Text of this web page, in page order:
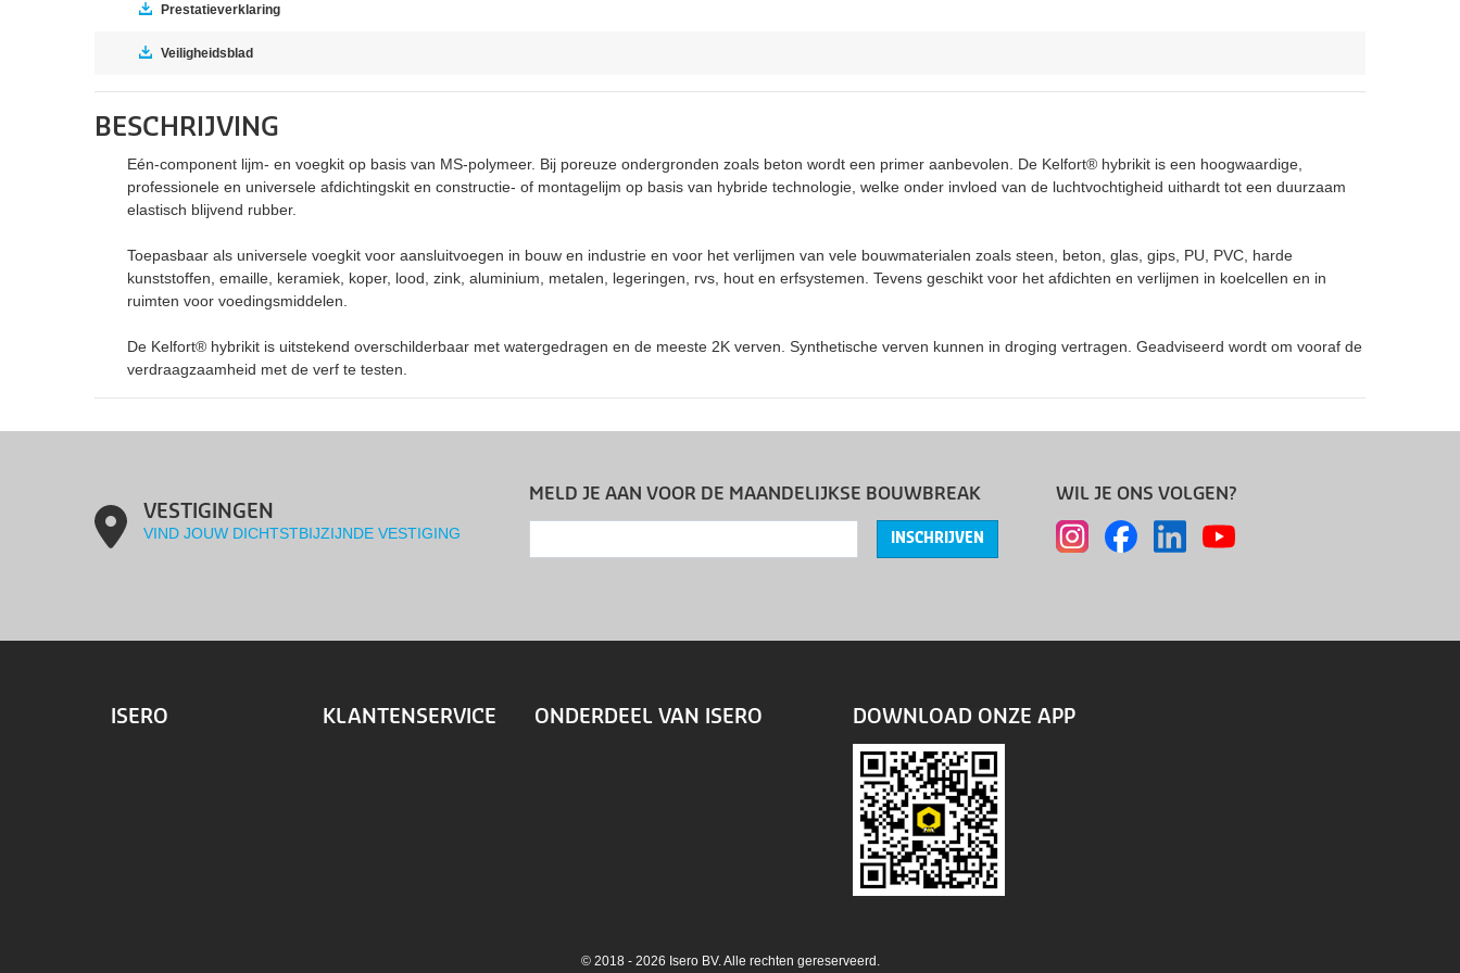
Prestatieverklaring
Veiligheidsblad
BESCHRIJVING
Eén-component lijm- en voegkit op basis van MS-polymeer. Bij poreuze ondergronden zoals beton wordt een primer aanbevolen. De Kelfort® hybrikit is een hoogwaardige,
professionele en universele afdichtingskit en constructie- of montagelijm op basis van hybride technologie, welke onder invloed van de luchtvochtigheid uithardt tot een duurzaam
elastisch blijvend rubber.
Toepasbaar als universele voegkit voor aansluitvoegen in bouw en industrie en voor het verlijmen van vele bouwmaterialen zoals steen, beton, glas, gips, PU, PVC, harde
kunststoffen, emaille, keramiek, koper, lood, zink, aluminium, metalen, legeringen, rvs, hout en erfsystemen. Tevens geschikt voor het afdichten en verlijmen in koelcellen en in
ruimten voor voedingsmiddelen.
De Kelfort® hybrikit is uitstekend overschilderbaar met watergedragen en de meeste 2K verven. Synthetische verven kunnen in droging vertragen. Geadviseerd wordt om vooraf de
verdraagzaamheid met de verf te testen.
VESTIGINGEN
VIND JOUW DICHTSTBIJZIJNDE VESTIGING
MELD JE AAN VOOR DE MAANDELIJKSE BOUWBREAK
INSCHRIJVEN
WIL JE ONS VOLGEN?
ISERO KLANTENSERVICE ONDERDEEL VAN ISERO DOWNLOAD ONZE APP
© 2018 - 2026 Isero BV. Alle rechten gereserveerd.